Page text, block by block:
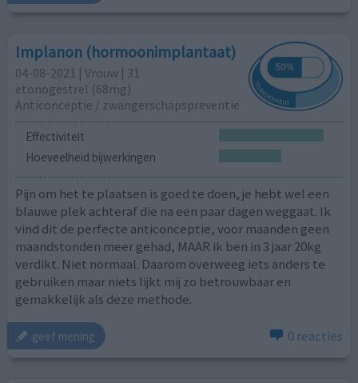
Implanon (hormoonimplantaat)
04-08-2021 | Vrouw | 31
etonogestrel (68mg)
Anticonceptie / zwangerschapspreventie
Effectiviteit
Hoeveelheid bijwerkingen
Pijn om het te plaatsen is goed te doen, je hebt wel een
blauwe plek achteraf die na een paar dagen weggaat. Ik
vind dit de perfecte anticonceptie, voor maanden geen
maandstonden meer gehad, MAAR ik ben in 3 jaar 20kg
verdikt. Niet normaal. Daarom overweeg iets anders te
gebruiken maar niets lijkt mij zo betrouwbaar en
gemakkelijk als deze methode.
geef mening 0 reacties